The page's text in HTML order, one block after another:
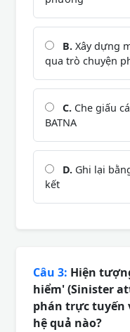
B. Xây dựng
qua trò chuyện
C. Che giấu
BATNA
D. Ghi lại
kết
Câu 3: Hiện
hiểm' (Sinister
phán trực tuyến
hệ quả nào?